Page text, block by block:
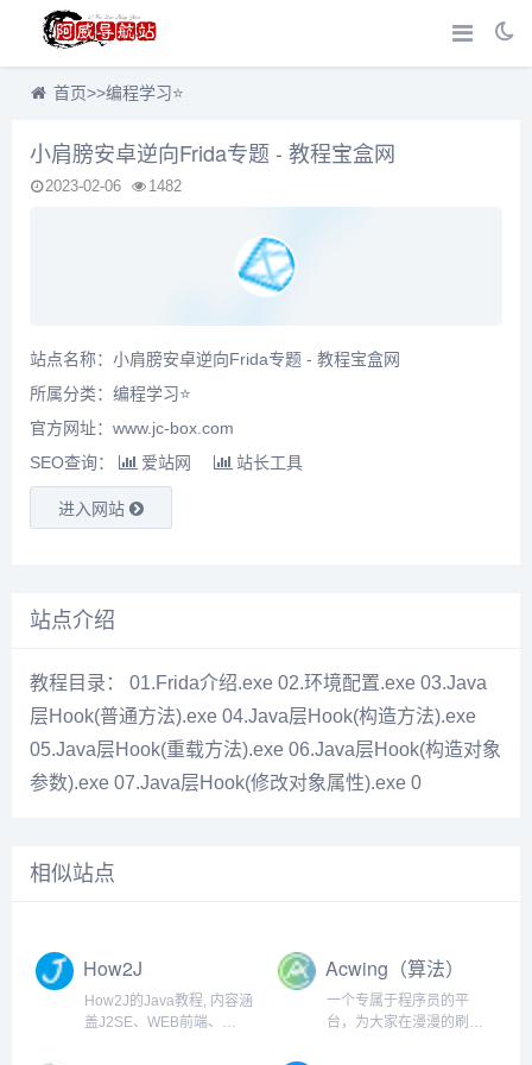
首页>>编程学习⭐
小肩膀安卓逆向Frida专题 - 教程宝盒网
2023-02-06 1482
站点名称：小肩膀安卓逆向Frida专题 - 教程宝盒网
所属分类： 编程学习⭐
官方网址：www.jc-box.com
SEO查询：
爱站网 站长工具
进入网站
站点介绍
教程目录： 01.Frida介绍.exe 02.环境配置.exe 03.Java
层Hook(普通方法).exe 04.Java层Hook(构造方法).exe
05.Java层Hook(重载方法).exe 06.Java层Hook(构造对象
参数).exe 07.Java层Hook(修改对象属性).exe 0
相似站点
How2J
How2J的Java教程, 内容涵
盖J2SE、WEB前端、
Acwing（算法）
一个专属于程序员的平
台，为大家在漫漫的刷题